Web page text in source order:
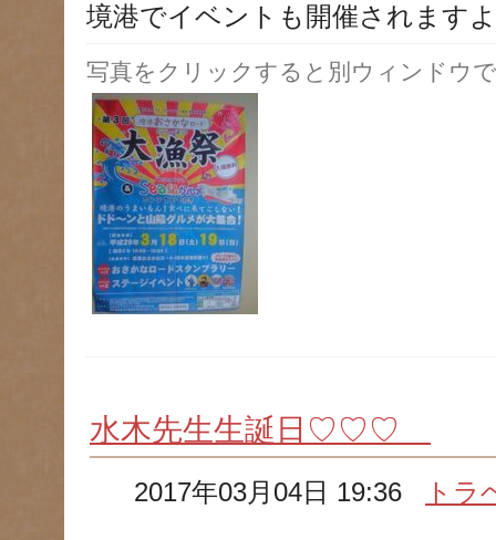
境港でイベントも開催されます
写真をクリックすると別ウィンドウ
水木先生生誕日♡♡♡
2017年03月04日 19:36 トラ